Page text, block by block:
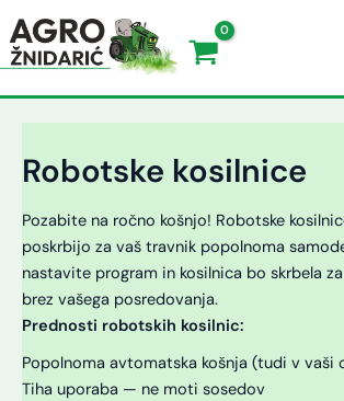
i
r
i
n
a
e
z
v
c
m
a
t
e
g
o
i
j
a
z
p
o
l
ž
i
v
o
s
t
Robotske kosilnice
Pozabite na ročno košnjo! Robotske
poskrbijo za vaš travnik popolnoma
nastavite program in kosilnica bo skrbela
brez vašega posredovanja.
Prednosti robotskih kosilnic:
Popolnoma avtomatska košnja (tudi v vaši
Tiha uporaba — ne moti sosedov